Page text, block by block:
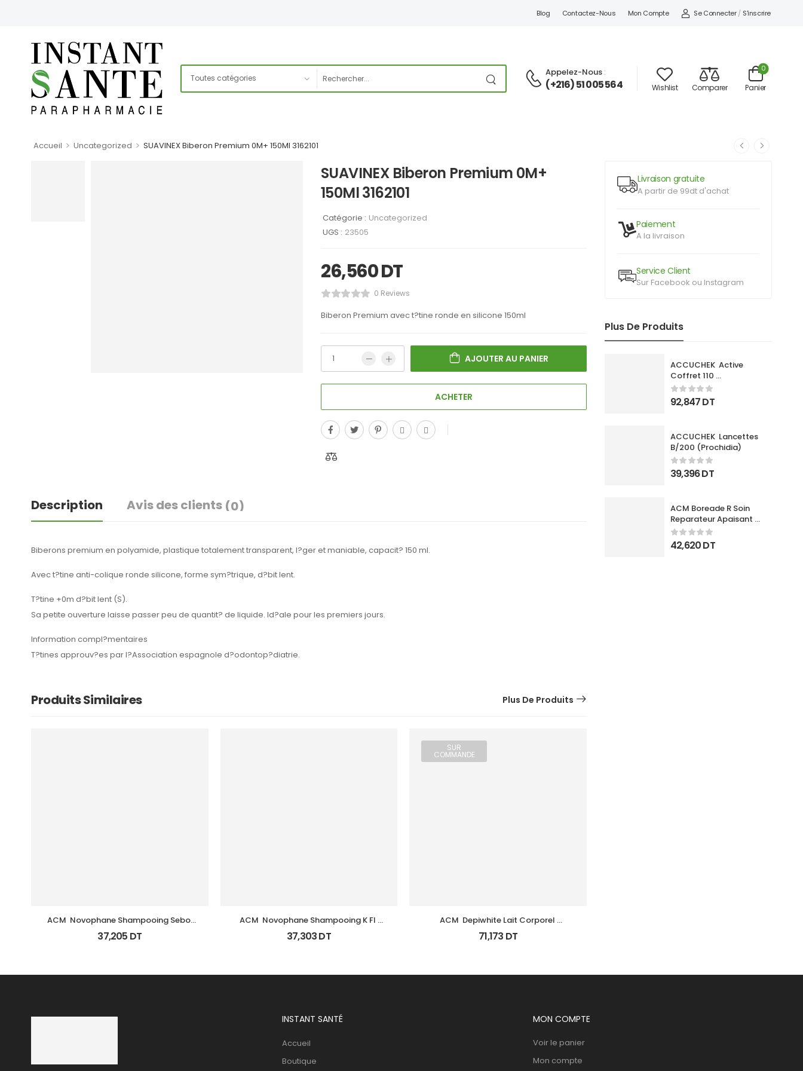
Blog Contactez-Nous Mon Compte Se Connecter / S'inscrire
Appelez-Nous :
(+216) 51 005 564 Wishlist Comparer Panier
0
Accueil > Uncategorized > SUAVINEX Biberon Premium 0M+ 150Ml 3162101
Livraison gratuite
A partir de 99dt d'achat
Paiement
A la livraison
Service Client
Sur Facebook ou Instagram
Plus De Produits
ACCUCHEK  Active
Coffret 110
Bandlettes+Appareil
92,847DT
ACCUCHEK  Lancettes
B/200 (Prochidia)
39,396DT
ACM Boreade R Soin
Reparateur Apaisant
40Ml
42,620DT
SUAVINEX Biberon Premium 0M+
150Ml 3162101
Catégorie : Uncategorized
UGS : 23505
26,560DT
0 Reviews
Biberon Premium avec t?tine ronde en silicone 150ml
AJOUTER AU PANIER
ACHETER
Description Avis des clients (0)
Biberons premium en polyamide, plastique totalement transparent, l?ger et maniable, capacit? 150 ml.
Avec t?tine anti-colique ronde silicone, forme sym?trique, d?bit lent.
T?tine +0m d?bit lent (S).
Sa petite ouverture laisse passer peu de quantit? de liquide. Id?ale pour les premiers jours.
Information compl?mentaires
T?tines approuv?es par l?Association espagnole d?odontop?diatrie.
Produits Similaires Plus De Produits
ACM  Novophane Shampooing Sebo
Regulateur 200Ml
37,205 DT
ACM  Novophane Shampooing K Fl
125Ml
37,303DT
SUR
COMMANDE
ACM  Depiwhite Lait Corporel
Eclaircissant 200Ml
71,173 DT
INSTANT SANTÉ
Accueil
Boutique
MON COMPTE
Voir le panier
Mon compte